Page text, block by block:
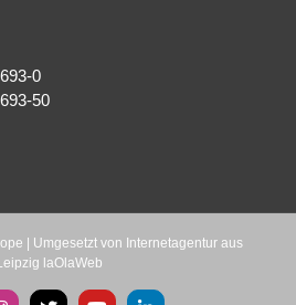
0
50
| Umgesetzt von Internetagentur aus
laOlaWeb